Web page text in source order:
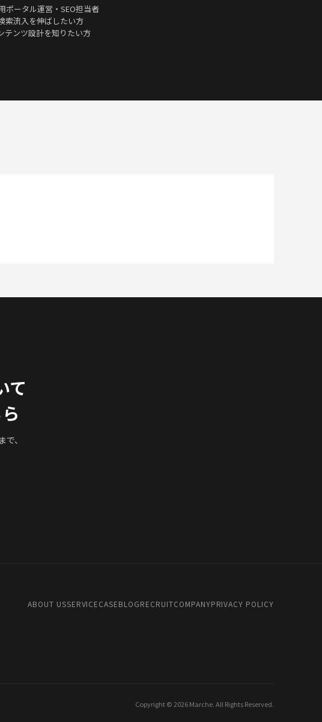
ポータル運営・SEO担当者
索流入を伸ばしたい方
テンツ設計を知りたい方
て
、
ABOUT USSERVICECASEBLOGRECRUITCOMPANYPRIVACY POLICY
Copyright © 2026 Marche. All Rights Reserved.